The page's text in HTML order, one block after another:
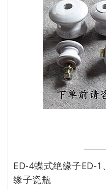
ED-4蝶式绝缘子ED-
缘子瓷瓶